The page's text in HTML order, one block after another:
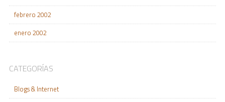
febrero 2002
enero 2002
CATEGORÍAS
Blogs & Internet